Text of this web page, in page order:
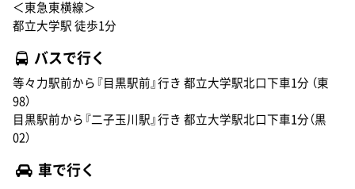
＜東急東横線＞
都立大学駅 徒歩1分
バスで行く
等々力駅前から『目黒駅前』行き 都立大学駅北口下車1分 （東
98）
目黒駅前から『二子玉川駅』行き 都立大学駅北口下車1分（黒
02）
車で行く